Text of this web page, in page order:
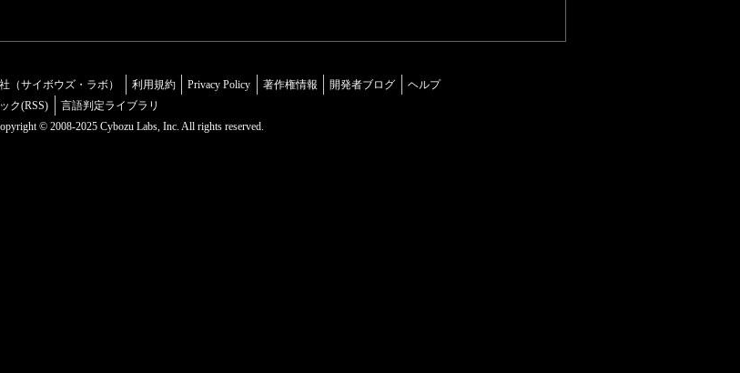
（サイボウズ・ラボ） 利用規約 Privacy Policy 著作権情報 開発者ブログ
ヘルプ
ク(RSS)
言語判定ライブラリ
© 2008-2025 Cybozu Labs, Inc. All rights reserved.